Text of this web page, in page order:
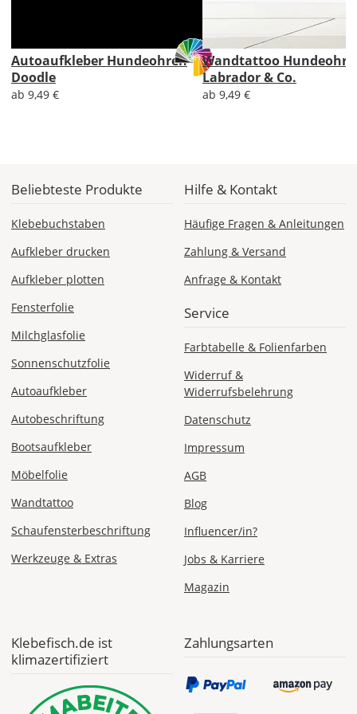
Produktionsaufschlag
Priority
Mi., 12.08. -
ab 7,98
ab 5,99 EUR*
Versandkosten 1,99
Express
Mo., 10.08. -
ab 9,99 EUR*
Versandkosten 14,99
EUR
*
Autoaufkleber Hundeohren
Doodle
ab 9,49 €
Wandtattoo
Labrador & Co.
ab 9,49 €
Beliebteste Produkte
Klebebuchstaben
Aufkleber drucken
Aufkleber plotten
Fensterfolie
Milchglasfolie
Sonnenschutzfolie
Autoaufkleber
Autobeschriftung
Bootsaufkleber
Möbelfolie
Wandtattoo
Schaufensterbeschriftung
Werkzeuge & Extras
Hilfe & Kontakt
Häufige Fragen & Anleitungen
Zahlung & Versand
Anfrage & Kontakt
Service
Farbtabelle & Folienfarben
Widerruf &
Widerrufsbelehrung
Datenschutz
Impressum
AGB
Blog
Influencer/in?
Jobs & Karriere
Magazin
Klebefisch.de ist
klimazertifiziert
Zahlungsarten